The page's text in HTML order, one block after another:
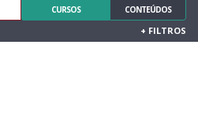
CURSOS CONTEÚDOS
+ FILTROS